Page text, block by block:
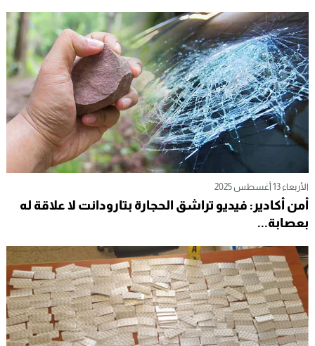
الأربعاء 13 أغسطس 2025
أمن أكادير: فيديو تراشق الحجارة بتارودانت لا علاقة له
بعصابة...